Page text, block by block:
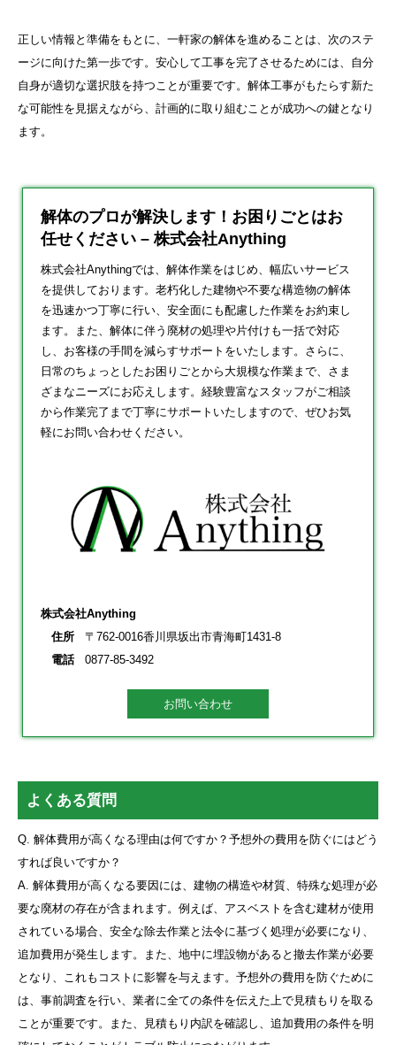
正しい情報と準備をもとに、一軒家の解体を進めることは、次のステ
ージに向けた第一歩です。安心して工事を完了させるためには、自分
自身が適切な選択肢を持つことが重要です。解体工事がもたらす新た
な可能性を見据えながら、計画的に取り組むことが成功への鍵となり
ます。
解体のプロが解決します！お困りごとはお
任せください – 株式会社Anything
株式会社Anythingでは、解体作業をはじめ、幅広いサービス
を提供しております。老朽化した建物や不要な構造物の解体
を迅速かつ丁寧に行い、安全面にも配慮した作業をお約束し
ます。また、解体に伴う廃材の処理や片付けも一括で対応
し、お客様の手間を減らすサポートをいたします。さらに、
日常のちょっとしたお困りごとから大規模な作業まで、さま
ざまなニーズにお応えします。経験豊富なスタッフがご相談
から作業完了まで丁寧にサポートいたしますので、ぜひお気
軽にお問い合わせください。
株式会社Anything
住所
〒762-0016香川県坂出市青海町1431-8
電話
0877-85-3492
お問い合わせ
よくある質問
Q. 解体費用が高くなる理由は何ですか？予想外の費用を防ぐにはどう
すれば良いですか？
A. 解体費用が高くなる要因には、建物の構造や材質、特殊な処理が必
要な廃材の存在が含まれます。例えば、アスベストを含む建材が使用
されている場合、安全な除去作業と法令に基づく処理が必要になり、
追加費用が発生します。また、地中に埋設物があると撤去作業が必要
となり、これもコストに影響を与えます。予想外の費用を防ぐために
は、事前調査を行い、業者に全ての条件を伝えた上で見積もりを取る
ことが重要です。また、見積もり内訳を確認し、追加費用の条件を明